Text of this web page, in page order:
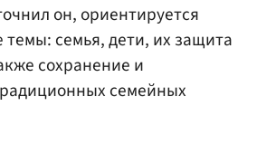
он, ориентируется
семья, дети, их защита
сохранение и
семейных